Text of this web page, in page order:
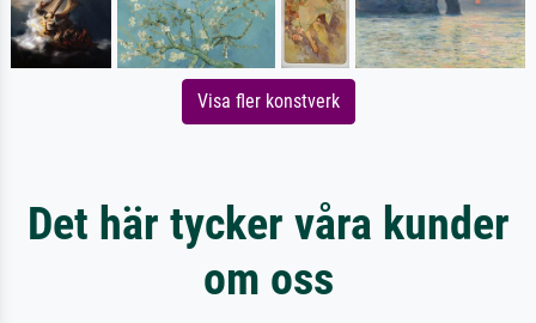
Visa fler konstverk
Det här tycker våra kunder
om oss